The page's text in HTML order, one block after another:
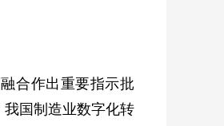
合作出重要指示批
国制造业数字化转